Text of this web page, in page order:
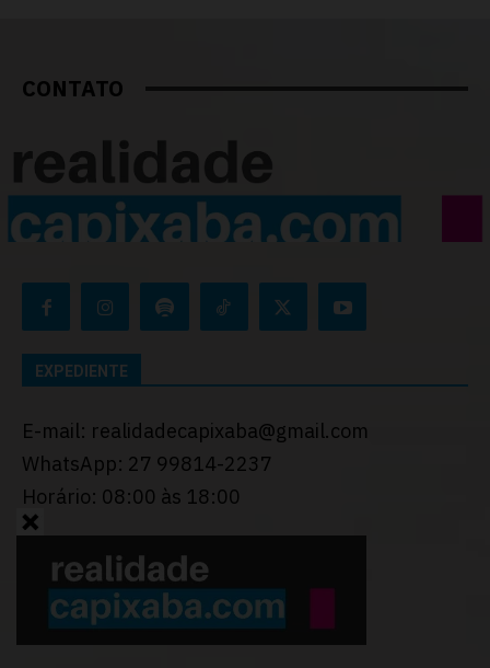
CONTATO
EXPEDIENTE
E-mail: realidadecapixaba@gmail.com
WhatsApp: 27 99814-2237
Horário: 08:00 às 18:00
Desenvolvido porThiago Programador